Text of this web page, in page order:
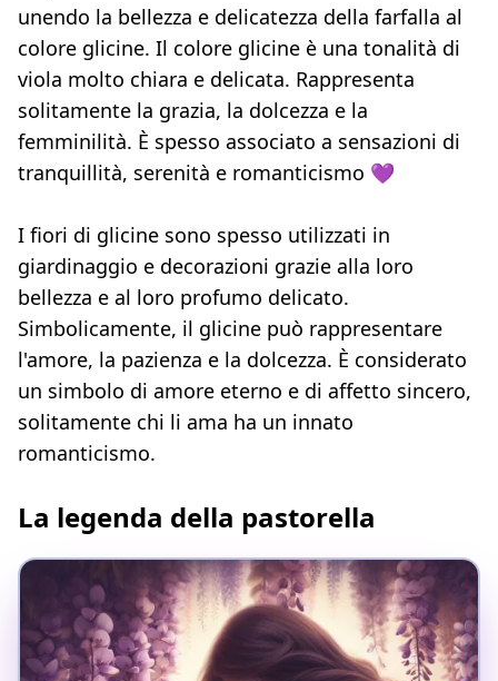
unendo la bellezza e delicatezza della farfalla al
colore glicine. Il colore glicine è una tonalità di
viola molto chiara e delicata. Rappresenta
solitamente la grazia, la dolcezza e la
femminilità. È spesso associato a sensazioni di
tranquillità, serenità e romanticismo 💜
I fiori di glicine sono spesso utilizzati in
giardinaggio e decorazioni grazie alla loro
bellezza e al loro profumo delicato.
Simbolicamente, il glicine può rappresentare
l'amore, la pazienza e la dolcezza. È considerato
un simbolo di amore eterno e di affetto sincero,
solitamente chi li ama ha un innato
romanticismo.
La legenda della pastorella